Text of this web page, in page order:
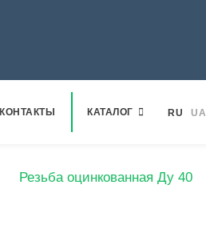
КОНТАКТЫ КАТАЛОГ RU UA
Резьба оцинкованная Ду 40